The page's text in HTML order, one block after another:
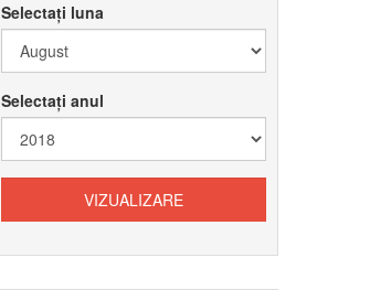
Selectați luna
Selectați anul